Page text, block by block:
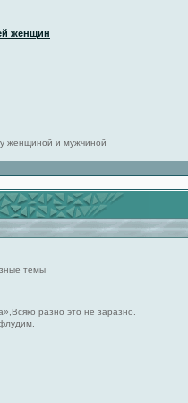
женщин
женщиной и мужчиной
темы
разно это не заразно.